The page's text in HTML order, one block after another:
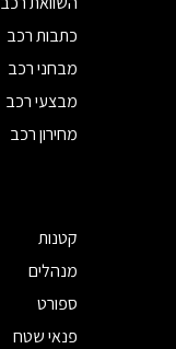
כתבות רכב
מבחני רכב
מבצעי רכב
מחירון רכב
קטנות
מנהלים
ספורט
פנאי שטח